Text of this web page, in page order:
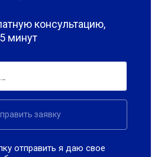
консультацию,
минут
заявку
отправить я даю свое